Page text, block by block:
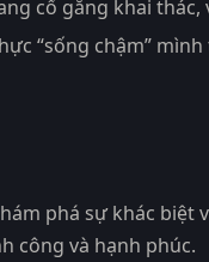
cố gắng khai
“sống chậm”
phá sự khác biệt
công và hạnh phúc.